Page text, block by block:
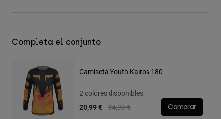
Completa el conjunto
Camiseta Youth Kairos 180
2 colores disponibles
Price reduced from
34,99 €to
20,99 € Comprar